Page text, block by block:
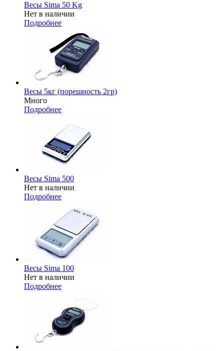
Весы Sima 50 Kg
Нет в наличии
Подробнее
Весы 5кг (порешность 2гр)
Много
Подробнее
Весы Sima 500
Нет в наличии
Подробнее
Весы Sima 100
Нет в наличии
Подробнее